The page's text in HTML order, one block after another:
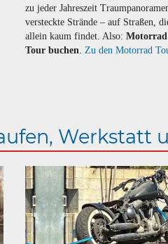
zu jeder Jahreszeit
versteckte Strände – auf Straßen,
allein kaum findet. Also:Motorrad
Tour buchen
Zu den Motorrad
Werkstatt